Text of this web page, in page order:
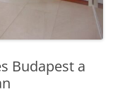
Budapest a